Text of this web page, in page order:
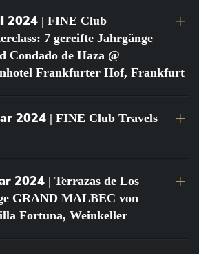
2024 | FINE Club
7 gereifte Jahrgänge
Condado de Haza @
Frankfurter Hof, Frankfurt
2024 | FINE Club Travels
2024 | Terrazas de Los
GRAND MALBEC von
Fortuna, Weinkeller